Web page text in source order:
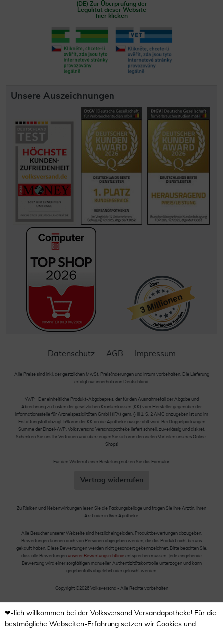
(DE) Zur Überprüfung der
Legalität dieser Website
hier klicken
Unsere Auszeichnungen
Datenschutz AGB Impressum
Alle Preise sind inkl. der gestzlichen MwSt. Preisänderungen und Irrtum vorbehalten. Die Lieferung
erfolgt nur innerhalb von Deutschland.
*AVP= Der einheitliche Produkt-Abgabepreis, der für den Ausnahmefall der Abgabe und
Abrechnung zu Lasten der gesetzlichen Krankenkassen (KK) vom Hersteller gegenüber der
Informationsstelle für Arzneispezialitäten GmbH (IFA) gem. § III 1, S. 2 AMG anzugeben ist und im
Erstattungsfall abzügl. 5% von der KK an die Apotheke ausgezahlt wird. Bei Doppelpackungen
Summe der Einzel-AVP. Volksversand Versandapotheke liefert schnell, zuverlässig und diskret.
Schenken Sie uns Ihr Vertrauen und überzeugen Sie sich von den vielen Vorteilen unseres Online-
Shops!
Für den Widerruf einer Bestellung nutzen Sie das Formular:
Vertrag widerrufen
Zu Risiken und Nebenwirkungen lesen Sie die Packungsbeilage und fragen Sie Ihre Ärztin, Ihren
Arzt oder in Ihrer Apotheke.
Alle Besucher unserer Webseite sind herzlich eingeladen, Produktbewertungen abzugeben.
Bewertungen können auch von Personen abgegeben werden, die das Produkt nicht bei uns
gekauft haben. Diese Bewertungen werden nicht gesondert gekennzeichnet. Bitte beachten Sie,
dass alle Bewertungen unserer Bewertungsrichtlinie entsprechen müssen. Jede eingehende
Bewertung wird einer sorgfältigen manuellen Authentizitätskontrolle unterzogen und kann
gegebenfalls abgelehnt oder gelöscht werden.
Copyright ©2026 Volksversand - Alle Rechte vorbehalten
❤-lich willkommen bei der Volksversand Versandapotheke! Für die
bestmögliche Webseiten-Erfahrung setzen wir Cookies und